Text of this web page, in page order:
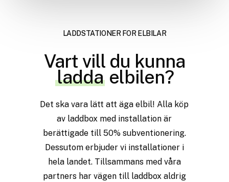
LADDSTATIONER FÖR ELBILAR
Vart vill du kunna
laddaelbilen?
Det ska vara lätt att äga elbil! Alla köp
av laddbox med installation är
berättigade till 50% subventionering.
Dessutom erbjuder vi installationer i
hela landet. Tillsammans med våra
partners har vägen till laddbox aldrig